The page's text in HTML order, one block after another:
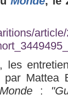
, les
par Mattea
Monde: